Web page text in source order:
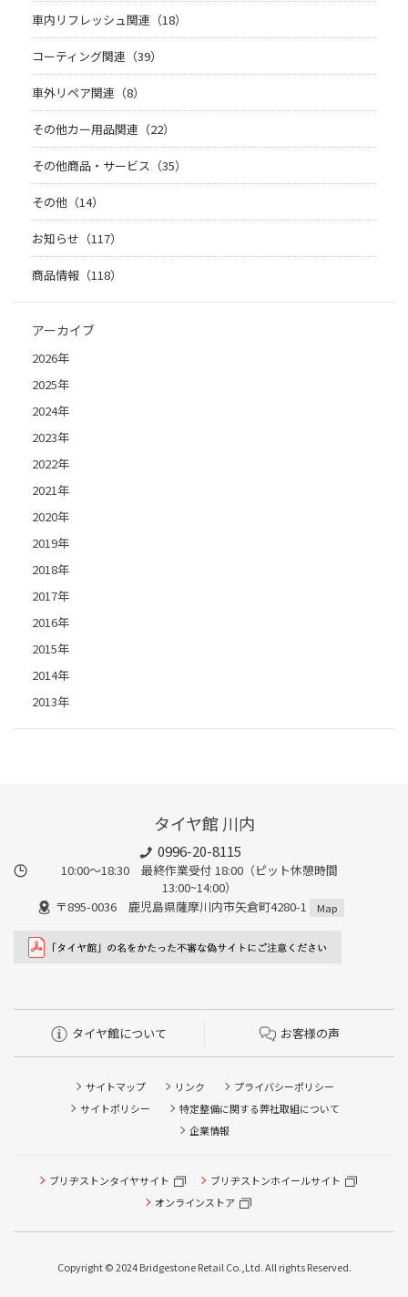
車内リフレッシュ関連（18）
コーティング関連（39）
車外リペア関連（8）
その他カー用品関連（22）
その他商品・サービス（35）
その他（14）
お知らせ（117）
商品情報（118）
アーカイブ
2026年
2025年
2024年
2023年
2022年
2021年
2020年
2019年
2018年
2017年
2016年
2015年
2014年
2013年
タイヤ館 川内
0996-20-8115
10:00～18:30 最終作業受付 18:00（ピット休憩時間
13:00~14:00）
〒895-0036 鹿児島県薩摩川内市矢倉町4280-1
Map
タイヤ館について お客様の声
サイトマップ リンク
プライバシーポリシー
サイトポリシー
特定整備に関する弊社取組について
企業情報
ブリヂストンタイヤサイト
ブリヂストンホイールサイト
オンラインストア
Copyright © 2024 Bridgestone Retail Co.,Ltd. All rights Reserved.
タイヤ点検・安全点検/タイヤ履き替え/オイル交換/その他
ピット作業の予約
本日のタイヤ履き替え順番待ち予約 ※クローク契約会員の